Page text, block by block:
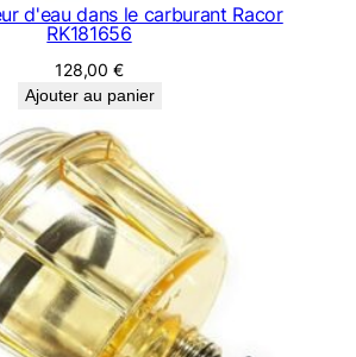
d'eau dans le carburant Racor
RK181656
128,00€
Ajouter au panier